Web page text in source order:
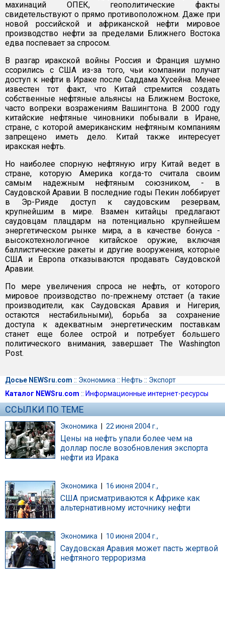
махинаций ОПЕК, геополитические факты
свидетельствуют о прямо противоположном. Даже при
новой российской и африканской нефти мировое
производство нефти за пределами Ближнего Востока
едва поспевает за спросом.
В разгар иракской войны Россия и Франция шумно
ссорились с США из-за того, чьи компании получат
доступ к нефти в Ираке после Саддама Хусейна. Менее
известен тот факт, что Китай стремится создать
собственные нефтяные альянсы на Ближнем Востоке,
часто вопреки возражениям Вашингтона. В 2000 году
китайские нефтяные чиновники побывали в Иране,
стране, с которой американским нефтяным компаниям
запрещено иметь дело. Китай также интересует
иракская нефть.
Но наиболее спорную нефтяную игру Китай ведет в
стране, которую Америка когда-то считала своим
самым надежным нефтяным союзником, - в
Саудовской Аравии. В последние годы Пекин лоббирует
в Эр-Рияде доступ к саудовским резервам,
крупнейшим в мире. Взамен китайцы предлагают
саудовцам плацдарм на потенциально крупнейшем
энергетическом рынке мира, а в качестве бонуса -
высокотехнологичное китайское оружие, включая
баллистические ракеты и другие вооружения, которые
США и Европа отказываются продавать Саудовской
Аравии.
По мере увеличения спроса не нефть, от которого
мировое производство по-прежнему отстает (а такие
производители, как Саудовская Аравия и Нигерия,
остаются нестабильными), борьба за сохранение
доступа к адекватным энергетическим поставкам
станет еще более острой и потребует большего
политического внимания, завершает The Washington
Post.
Досье NEWSru.com :: Экономика :: Нефть :: Экспорт
Каталог NEWSru.com :: Информационные интернет-ресурсы
ССЫЛКИ ПО ТЕМЕ
Экономика | 22 июня 2004 г.,
Цены на нефть упали более чем на
доллар после возобновления экспорта
нефти из Ирака
Экономика 16 июня 2004 г.,
США присматриваются к Африке как
альтернативному источнику нефти
Экономика 10 июня 2004 г.,
Саудовская Аравия может пасть жертвой
нефтяного терроризма